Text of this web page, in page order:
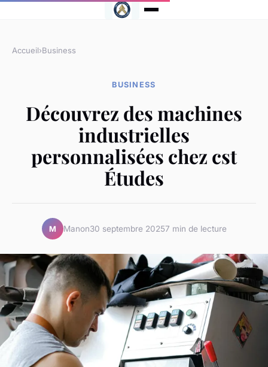
Accueil›Business
BUSINESS
Découvrez des machines
industrielles
personnalisées chez cst
Études
M Manon30 septembre 20257 min de lecture